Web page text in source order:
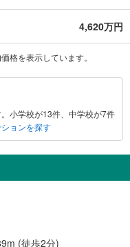
4,620万円
格を表示しています。
小学校が13件、中学校が7件
ョンを探す
(徒歩2分)